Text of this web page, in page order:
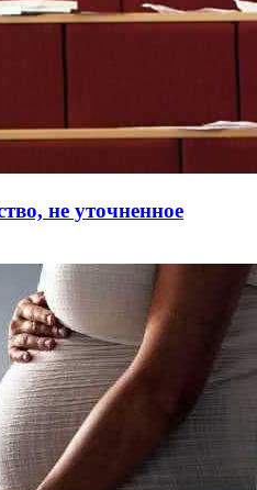
не уточненное